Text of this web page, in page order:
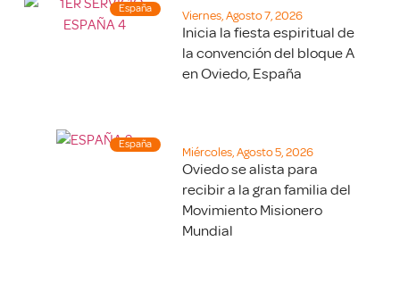
España
Viernes, Agosto 7, 2026
Inicia la fiesta espiritual de
la convención del bloque A
en Oviedo, España
España
Miércoles, Agosto 5, 2026
Oviedo se alista para
recibir a la gran familia del
Movimiento Misionero
Mundial